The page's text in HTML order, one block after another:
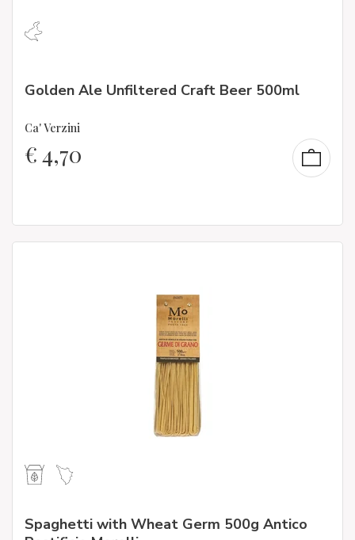
Golden Ale Unfiltered Craft Beer 500ml
Ca' Verzini
€4,70
Spaghetti with Wheat Germ 500g Antico